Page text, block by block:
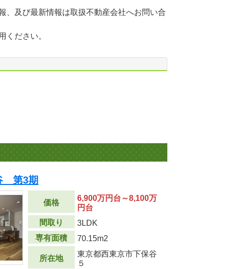
、及び最新情報は取扱不動産会社へお問い合
ください。
第3期
価格
6,900万円台～8,100万
円台
間取り
3LDK
専有面積
70.15m2
所在地
東京都西東京市下保谷
５